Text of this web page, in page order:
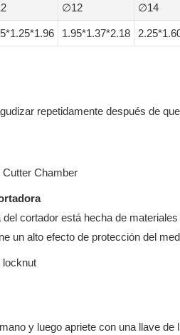
∅12 ∅14
1.95*1.37*2.18
repetidamente después de
del cortador está hecha de
un alto efecto de protección del
y luego apriete con una llave